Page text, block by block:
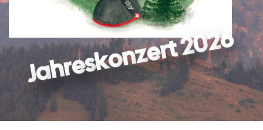
Jahreskonzert2026